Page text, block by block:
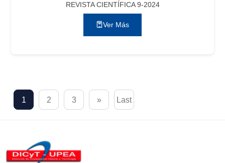
REVISTA CIENTÍFICA 9-2024
Ver Más
1 2 3 » Last